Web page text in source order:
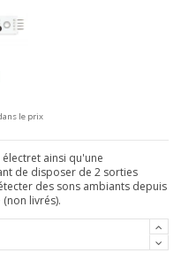
le prix
ainsi qu'une
de disposer de 2 sorties
des sons ambiants depuis
livrés).